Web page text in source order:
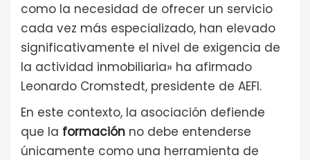
como la necesidad de ofrecer un servicio
cada vez más especializado, han elevado
significativamente el nivel de exigencia de
la actividad inmobiliaria» ha afirmado
Leonardo Cromstedt, presidente de AEFI.
En este contexto, la asociación defiende
que la formación no debe entenderse
únicamente como una herramienta de